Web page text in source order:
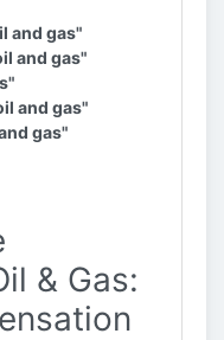
and gas"
and gas"
and gas"
gas"
& Gas: